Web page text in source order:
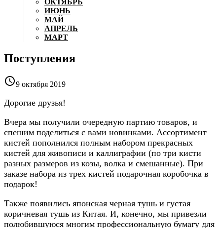
ОКТЯБРЬ
ИЮНЬ
МАЙ
АПРЕЛЬ
МАРТ
Поступления
9 октября 2019
Дорогие друзья!
Вчера мы получили очередную партию товаров, и
спешим поделиться с вами новинками. Ассортимент
кистей пополнился полным набором прекрасных
кистей для живописи и каллиграфии (по три кисти
разных размеров из козы, волка и смешанные). При
заказе набора из трех кистей подарочная коробочка в
подарок!
Также появились японская черная тушь и густая
коричневая тушь из Китая. И, конечно, мы привезли
полюбившуюся многим профессиональную бумагу для